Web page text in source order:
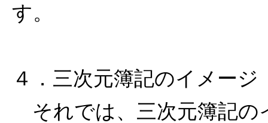
す。
４．三次元簿記のイメージ
それでは、三次元簿記の